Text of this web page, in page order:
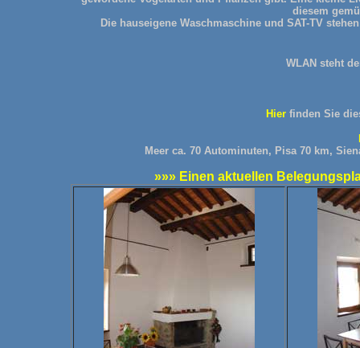
diesem
Die hauseigene Waschmaschine und SAT-TV
WLAN steht
Hier finden Sie
Meer ca. 70 Autominuten, Pisa 70 km,
»»» Einen aktuellen